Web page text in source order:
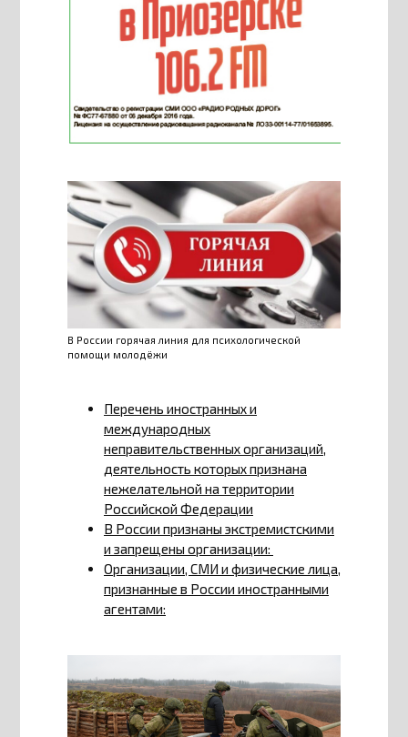
В России горячая линия для психологической
помощи молодёжи
Перечень иностранных и
международных
неправительственных организаций,
деятельность которых признана
нежелательной на территории
Российской Федерации
В России признаны экстремистскими
и запрещены организации:
Организации, СМИ и физические лица,
признанные в России иностранными
агентами: